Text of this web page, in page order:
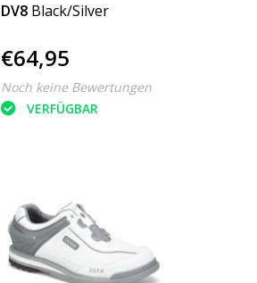
DV8 Black/Silver
€64,95
Noch keine Bewertungen
VERFÜGBAR